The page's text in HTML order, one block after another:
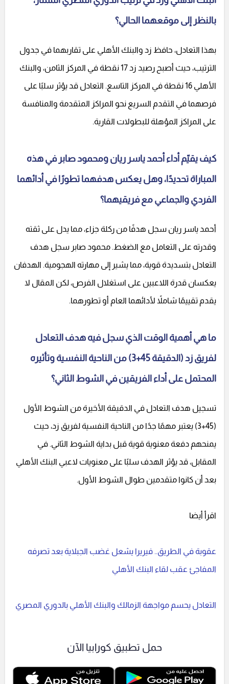
بالنظر إلى موقعهما الحالي؟
بهذا التعادل، حافظ زد والبنك الأهلي على تقاربهما في جدول
الترتيب، حيث أصبح رصيد زد 17 نقطة في المركز الثامن، والبنك
الأهلي 16 نقطة في المركز التاسع. التعادل قد يؤثر سلبًا على
فرصهما في التقدم السريع نحو المراكز المتقدمة والمنافسة
على المراكز المؤهلة للبطولات القارية.
كيف يقيّم أداء أحمد ياسر ريان ومحمود صابر في هذه
المباراة تحديدًا، وهل يعكس هدفهما تطورًا في أدائهما
الفردي والجماعي مع فريقيهما؟
أحمد ياسر ريان سجل هدفًا من ركلة جزاء، مما يدل على ثقته
وقدرته على التعامل مع الضغط. محمود صابر سجل هدف
التعادل بتسديدة قوية، مما يشير إلى مهارته الهجومية. الهدفان
يعكسان قدرة اللاعبين على استغلال الفرص، لكن المقال لا
يقدم تقييمًا شاملاً لأدائهما العام أو تطورهما.
ما هي أهمية الوقت الذي سجل فيه هدف التعادل
لفريق زد (الدقيقة 45+3) من الناحية النفسية وتأثيره
المحتمل على أداء الفريقين في الشوط الثاني؟
تسجيل هدف التعادل في الدقيقة الأخيرة من الشوط الأول
(45+3) يعتبر مهمًا جدًا من الناحية النفسية لفريق زد، حيث
يمنحهم دفعة معنوية قوية قبل بداية الشوط الثاني. في
المقابل، قد يؤثر الهدف سلبًا على معنويات لاعبي البنك الأهلي
بعد أن كانوا متقدمين طوال الشوط الأول.
اقرأ أيضا
عقوبة في الطريق.. فيريرا يشعل غضب الجبلاية بعد تصرفه
المفاجئ عقب لقاء البنك الأهلي
التعادل يحسم مواجهة الزمالك والبنك الأهلي بالدوري المصري
حمل تطبيق كورابيا الآن